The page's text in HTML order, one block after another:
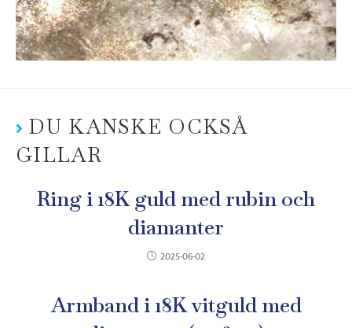
DU KANSKE OCKSÅ
GILLAR
Ring i 18K guld med rubin och
diamanter
2025-06-02
Armband i 18K vitguld med